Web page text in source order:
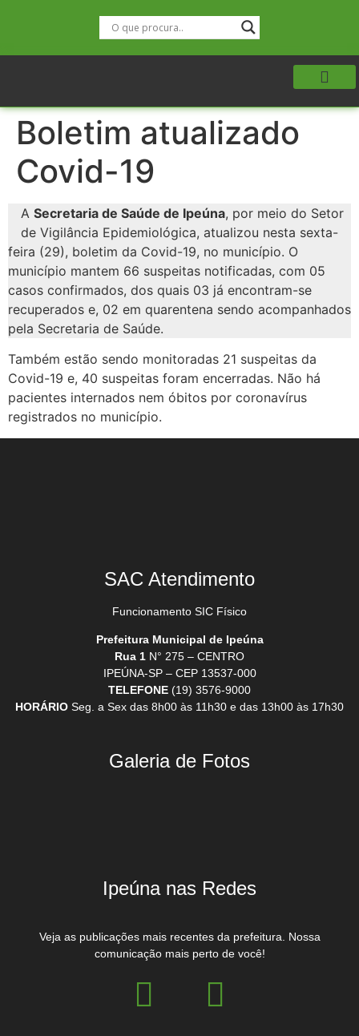
Boletim atualizado
Covid-19
A Secretaria de Saúde de Ipeúna, por meio do Setor
de Vigilância Epidemiológica, atualizou nesta sexta-
feira (29), boletim da Covid-19, no município. O
município mantem 66 suspeitas notificadas, com 05
casos confirmados, dos quais 03 já encontram-se
recuperados e, 02 em quarentena sendo acompanhados
pela Secretaria de Saúde.
Também estão sendo monitoradas 21 suspeitas da
Covid-19 e, 40 suspeitas foram encerradas. Não há
pacientes internados nem óbitos por coronavírus
registrados no município.
SAC Atendimento
Funcionamento SIC Físico
Prefeitura Municipal de Ipeúna
Rua 1 N° 275 – CENTRO
IPEÚNA-SP – CEP 13537-000
TELEFONE (19) 3576-9000
HORÁRIO Seg. a Sex das 8h00 às 11h30 e das 13h00 às 17h30
Galeria de Fotos
Ipeúna nas Redes
Veja as publicações mais recentes da prefeitura. Nossa
comunicação mais perto de você!